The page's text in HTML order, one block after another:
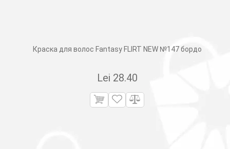
Краска для волос Fantasy FLIRT NEW №147 бордо
Lei 28.40